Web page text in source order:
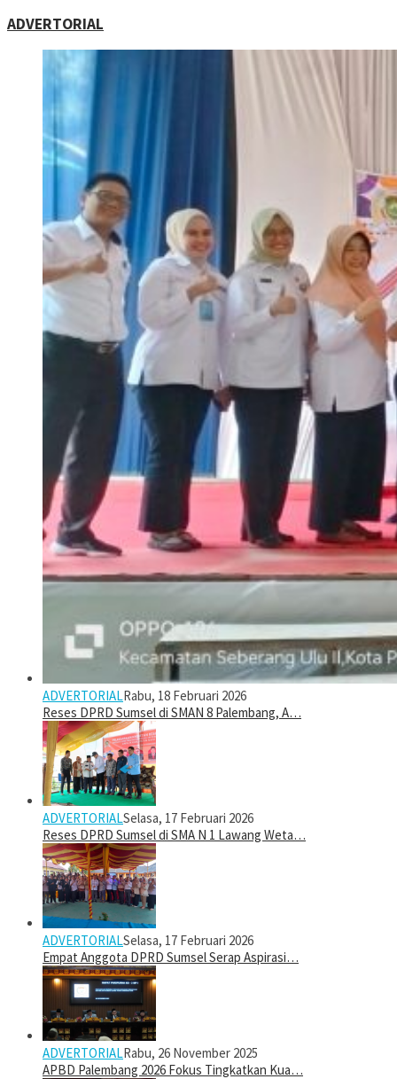
ADVERTORIAL
ADVERTORIALRabu, 18 Februari 2026
Reses DPRD Sumsel di SMAN 8 Palembang, A…
ADVERTORIALSelasa, 17 Februari 2026
Reses DPRD Sumsel di SMA N 1 Lawang Weta…
ADVERTORIALSelasa, 17 Februari 2026
Empat Anggota DPRD Sumsel Serap Aspirasi…
ADVERTORIALRabu, 26 November 2025
APBD Palembang 2026 Fokus Tingkatkan Kua…